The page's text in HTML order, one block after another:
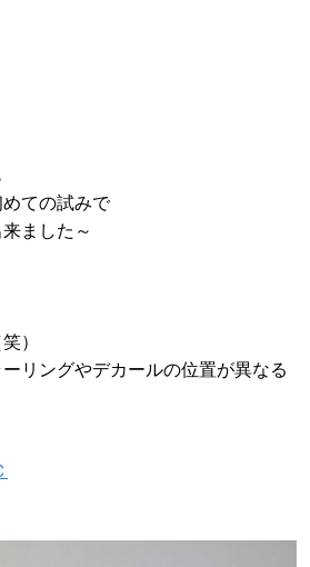
ての試みで
ました～
）
ーリングやデカールの位置が異なる